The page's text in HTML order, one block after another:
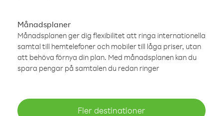
Månadsplaner
Månadsplanen ger dig flexibilitet att ringa internationella
samtal till hemtelefoner och mobiler till låga priser, utan
att behöva förnya din plan. Med månadsplanen kan du
spara pengar på samtalen du redan ringer
Fler destinationer